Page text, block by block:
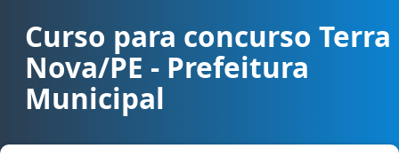
Curso para concurso Terra Nova/PE - Prefeitura Municipal cargo
Curso para concurso Terra
Nova/PE - Prefeitura
Municipal